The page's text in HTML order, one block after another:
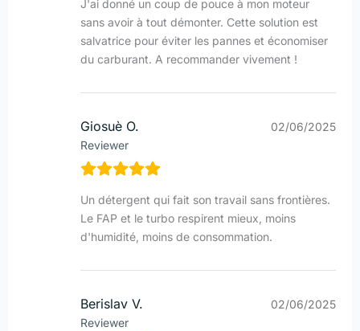
J'ai donné un coup de pouce à mon moteur
sans avoir à tout démonter. Cette solution est
salvatrice pour éviter les pannes et économiser
du carburant. A recommander vivement !
Giosuè O.
Reviewer
02/06/2025
Un détergent qui fait son travail sans frontières.
Le FAP et le turbo respirent mieux, moins
d'humidité, moins de consommation.
Berislav V.
Reviewer
02/06/2025